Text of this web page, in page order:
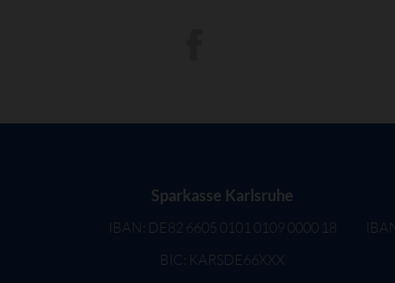
Sparkasse Karlsruhe
IBAN: DE82 6605 0101 0109 0000 18
BIC: KARSDE66XXX